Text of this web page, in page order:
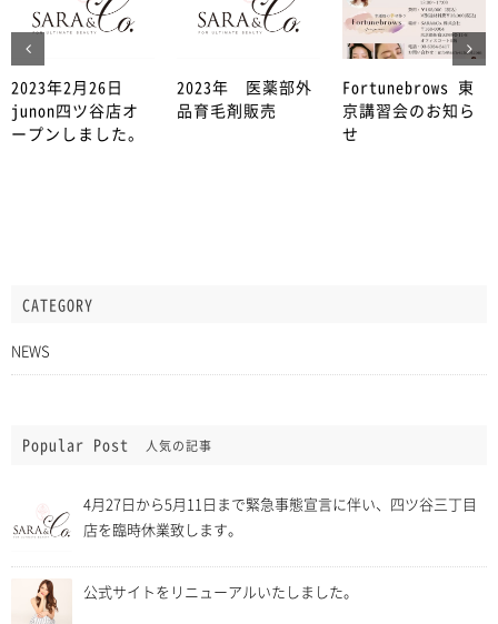
2023年2月26日
junon四ツ谷店オ
ープンしました。
2023年 医薬部外
品育毛剤販売
Fortunebrows 東
京講習会のお知ら
せ
CATEGORY
NEWS
Popular Post 人気の記事
4月27日から5月11日まで緊急事態宣言に伴い、四ツ谷三丁目
店を臨時休業致します。
公式サイトをリニューアルいたしました。